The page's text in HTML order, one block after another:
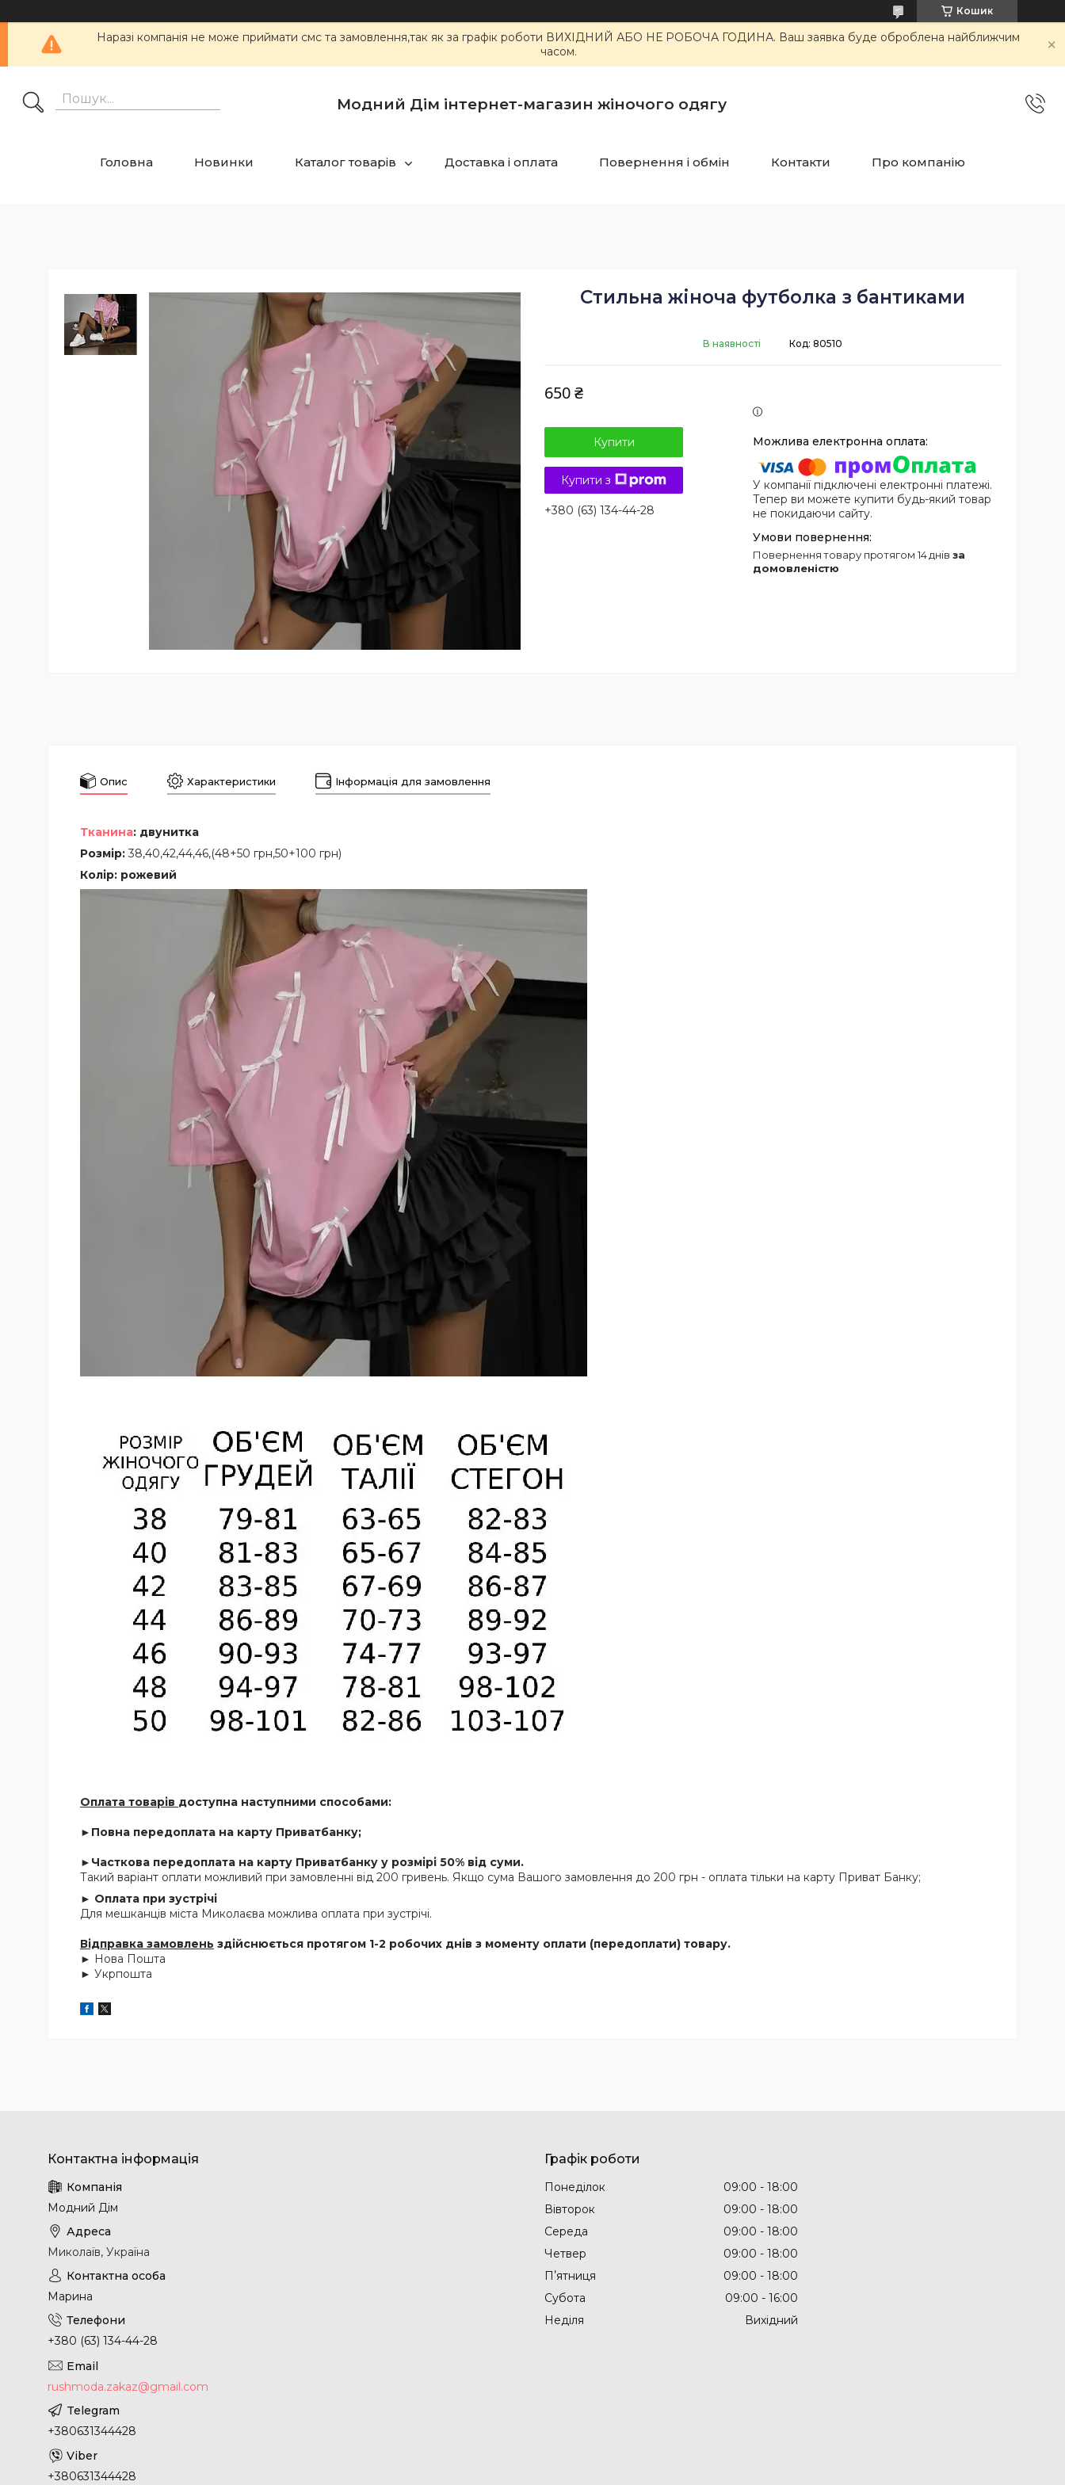
Кошик
Наразі компанія не може приймати смс та замовлення,так як за графік роботи ВИХІДНИЙ АБО НЕ РОБОЧА ГОДИНА. Ваш заявка буде оброблена найближчим
часом.
Модний Дім інтернет-магазин жіночого одягу
Головна Новинки Каталог товарів Доставка і оплата Повернення і обмін Контакти Про компанію
Стильна жіноча футболка з бантиками
В наявності Код: 80510
650 ₴
Купити
Купити з
+380 (63) 134-44-28
У компанії підключені електронні платежі.
Тепер ви можете купити будь-який товар
не покидаючи сайту.
повернення товару протягом 14 днів за
домовленістю
Опис Характеристики Інформація для замовлення
Тканина: двунитка
Розмір:38,40,42,44,46,(48+50 грн,50+100 грн)
Колір: рожевий
Оплата товарів доступна наступними способами:
►Повна передоплата на карту Приватбанку;
►Часткова передоплата на карту Приватбанку у розмірі 50% від суми.
Такий варіант оплати можливий при замовленні від 200 гривень. Якщо сума Вашого замовлення до 200 грн - оплата тільки на карту Приват Банку;
► Оплата при зустрічі
Для мешканців міста Миколаєва можлива оплата при зустрічі.
Відправка замовлень здійснюється протягом 1-2 робочих днів з моменту оплати (передоплати) товару.
► Нова Пошта
► Укрпошта
Модний Дім
Миколаїв, Україна
Марина
+380 (63) 134-44-28
rushmoda.zakaz@gmail.com
+380631344428
+380631344428
Графік роботи
Понеділок 09:00
18:00
Вівторок
09:00
18:00
Середа
09:00
18:00
Четвер
09:00
18:00
Пʼятниця
09:00
18:00
Субота
09:00
16:00
Неділя
Вихідний